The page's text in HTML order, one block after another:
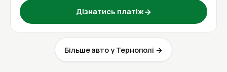
Дізнатись платіж→
Більше авто у Тернополі →